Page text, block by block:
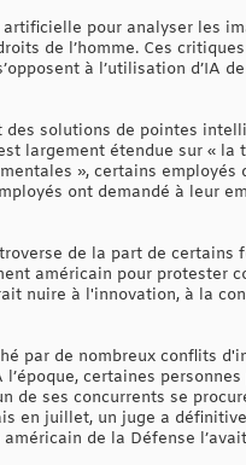
pour analyser les
de l’homme. Ces
à l’utilisation d’IA
solutions de pointes
largement étendue sur « la
», certains
ont demandé à leur
de la part de certains
américain pour protester
nuire à l'innovation, à la
par de nombreux conflits
certaines
de ses concurrents se
en juillet, un juge a
de la Défense